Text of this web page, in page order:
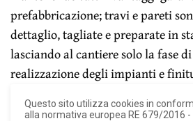
prefabbricazione; travi e pareti
dettaglio, tagliate e preparate in
lasciando al cantiere solo la fase
realizzazione degli impianti e
comfort e risparmio energetico
protocollo Wolf Haus Energia Più,
Questo sito utilizza cookies in
alla normativa europea RE 679/2016 -